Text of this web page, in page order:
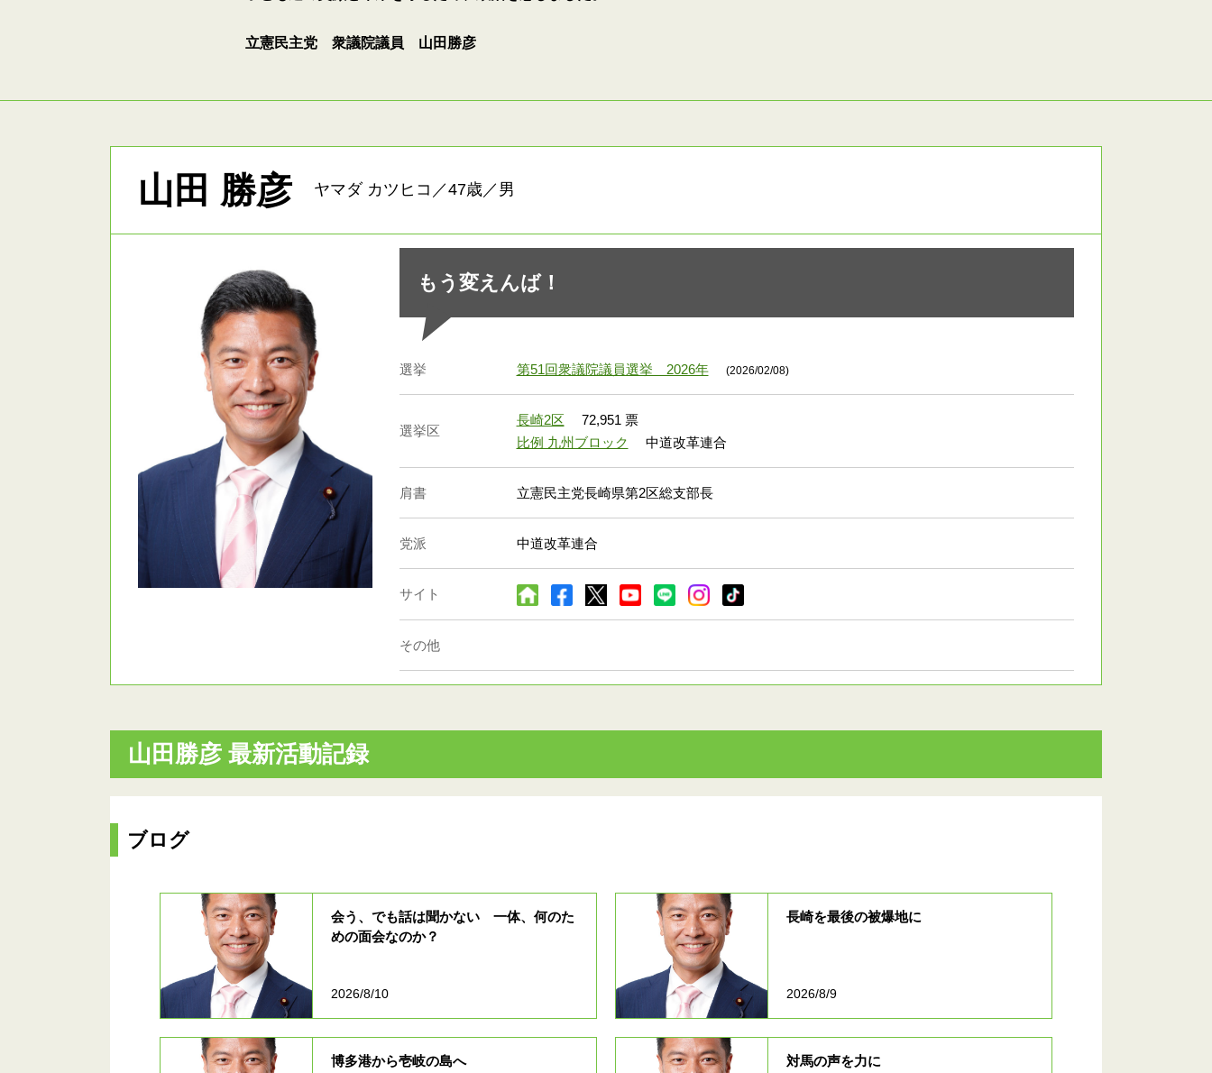
立憲民主党 衆議院議員 山田勝彦
山田 勝彦 ヤマダ カツヒコ／47歳／男
もう変えんば！
選挙 第51回衆議院議員選挙 2026年 (2026/02/08)
選挙区
長崎2区
72,951 票
比例 九州ブロック
中道改革連合
肩書 立憲民主党長崎県第2区総支部長
党派 中道改革連合
サイト
その他
山田勝彦 最新活動記録
ブログ
会う、でも話は聞かない 一体、何のた
めの面会なのか？
2026/8/10
長崎を最後の被爆地に
2026/8/9
博多港から壱岐の島へ 対馬の声を力に